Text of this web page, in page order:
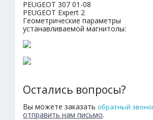
PEUGEOT 307 01-08
PEUGEOT Expert 2
Геометрические параметры
устанавливаемой магнитолы:
Остались вопросы?
Вы можете заказать обратный
отправить нам письмо.